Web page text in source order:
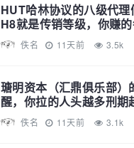
HUT哈林协议的八级代
H8就是传销等级，你赚
是赃款
佚名 11天前 3.5k
瑭明资本（汇鼎俱乐部）
醒，你拉的人头越多刑期
理就是传销铁证
佚名 11天前 3.1k